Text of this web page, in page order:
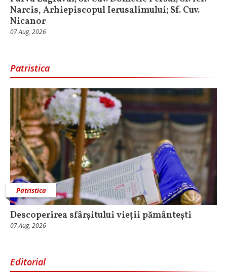
Narcis, Arhiepiscopul Ierusalimului; Sf. Cuv.
Nicanor
07 Aug, 2026
Patristica
Patristica
Descoperirea sfârșitului vieții pământești
07 Aug, 2026
Editorial